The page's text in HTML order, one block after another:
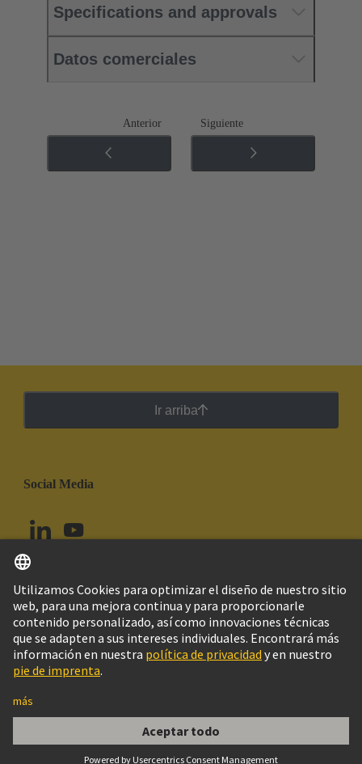
DIN-Signal coax f, solder-50Ohm
Specifications and approvals
Datos comerciales
Anterior Siguiente
Ir arriba
Social Media
Ecuador Español
© Grupo Tecnológico HARTING
Imprint
Aviso Legal WebInformación al cliente